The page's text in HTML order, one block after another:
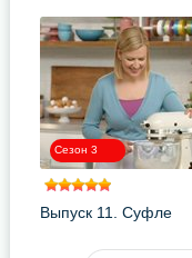
Сезон 3
Выпуск 11. Суфле